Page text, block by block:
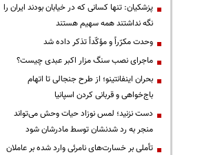
پزشکیان: تنها کسانی که در خیابان بودند ایران را
نگه نداشتند همه سهیم هستند
وحدت مکرّراً و مؤکّداً تذکر داده شد
ماجرای نصب سنگ مزار اکبر عبدی چیست؟
بحران اینفانتینو؛ از طرح جنجالی تا اتهام
باج‌خواهی و قربانی کردن اسپانیا
دست نزنید؛ لمس نوزاد حیات وحش می‌تواند
منجر به رد شدنشان توسط مادرشان شود
تأملی بر خسارت‌های نامرئی وارد شده بر عاملان